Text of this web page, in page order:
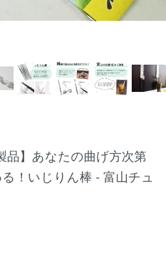
品】あなたの曲げ方次第
！いじりん棒 - 富山チュ